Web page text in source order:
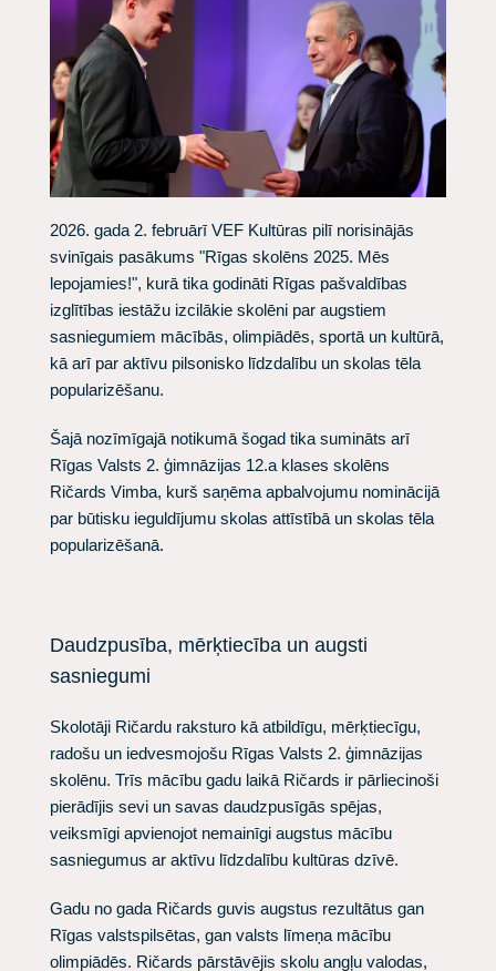
2026. gada 2. februārī VEF Kultūras pilī norisinājās
svinīgais pasākums "Rīgas skolēns 2025. Mēs
lepojamies!", kurā tika godināti Rīgas pašvaldības
izglītības iestāžu izcilākie skolēni par augstiem
sasniegumiem mācībās, olimpiādēs, sportā un kultūrā,
kā arī par aktīvu pilsonisko līdzdalību un skolas tēla
popularizēšanu.
Šajā nozīmīgajā notikumā šogad tika sumināts arī
Rīgas Valsts 2. ģimnāzijas 12.a klases skolēns
Ričards Vimba, kurš saņēma apbalvojumu nominācijā
par būtisku ieguldījumu skolas attīstībā un skolas tēla
popularizēšanā.
Daudzpusība, mērķtiecība un augsti
sasniegumi
Skolotāji Ričardu raksturo kā atbildīgu, mērķtiecīgu,
radošu un iedvesmojošu Rīgas Valsts 2. ģimnāzijas
skolēnu. Trīs mācību gadu laikā Ričards ir pārliecinoši
pierādījis sevi un savas daudzpusīgās spējas,
veiksmīgi apvienojot nemainīgi augstus mācību
sasniegumus ar aktīvu līdzdalību kultūras dzīvē.
Gadu no gada Ričards guvis augstus rezultātus gan
Rīgas valstspilsētas, gan valsts līmeņa mācību
olimpiādēs. Ričards pārstāvējis skolu angļu valodas,